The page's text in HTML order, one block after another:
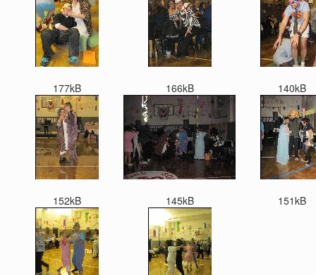
177kB 166kB 140kB
152kB 145kB 151kB